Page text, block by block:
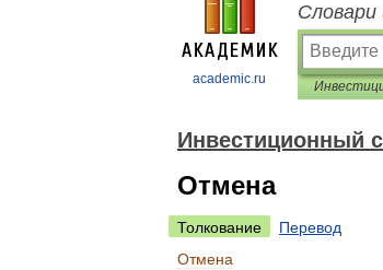
academic.ru
Словари
Инвестиционный
Отмена
Толкование
Перевод
Отмена